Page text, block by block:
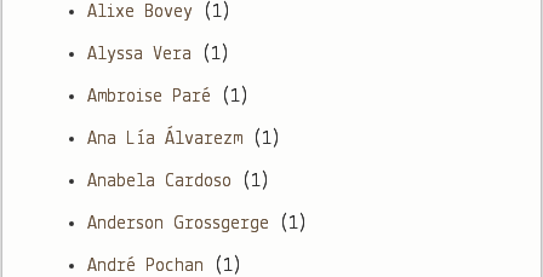
Alixe Bovey (1)
Alyssa Vera (1)
Ambroise Paré (1)
Ana Lía Álvarezm (1)
Anabela Cardoso (1)
Anderson Grossgerge (1)
André Pochan (1)